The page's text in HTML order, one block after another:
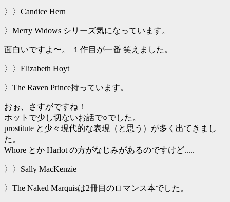
〉〉Candice Hern
〉Merry Widows シリーズ気になっています。
面白いですよ〜。 １作目が一番 笑えました。
〉〉Elizabeth Hoyt
〉The Raven Prince持っています。
おぉ、さすがですね！
ホットで少し切ないお話で○でした。
prostitute と少々現代的な表現（と思う）が多く出てきまし
た。
Whore とか Harlot の方がなじみがあるのですけど.....
〉〉Sally MacKenzie
〉The Naked Marquisは2冊目のロマンス本でした。